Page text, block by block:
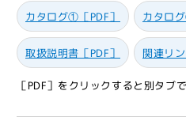
ク
ロ
ー
ザ
ー
ク
ロ
ー
ザ
ー
カタログ①［PDF］ カタロ
取扱説明書［PDF］ 関連リ
［PDF］をクリックすると別タブ